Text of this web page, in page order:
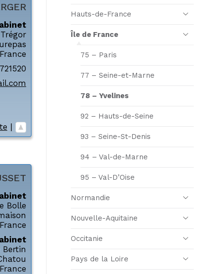
France
|
Bolle
France
France
Hauts-de-France
Île de France
75 – Paris
77 – Seine-et-Marne
78 – Yvelines
92 – Hauts-de-Seine
93 – Seine-St-Denis
94 – Val-de-Marne
95 – Val-D’Oise
Normandie
Nouvelle-Aquitaine
Occitanie
Pays de la Loire